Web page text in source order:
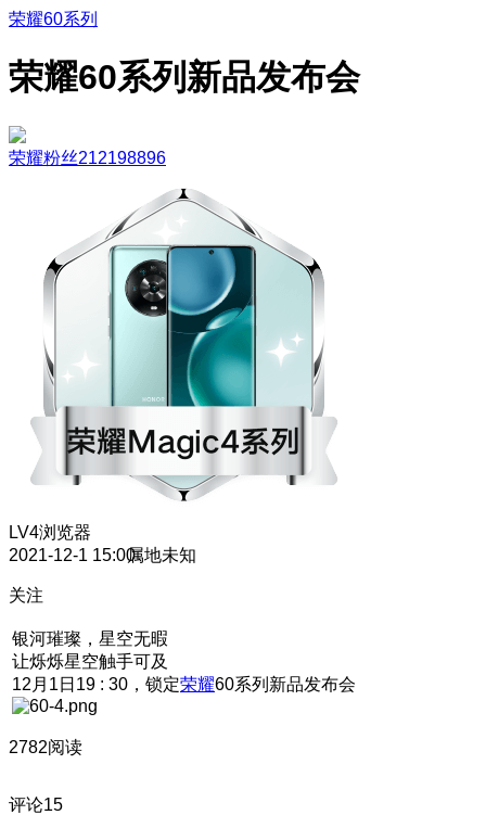
荣耀60系列
荣耀60系列新品发布会
荣耀粉丝212198896
LV4浏览器
2021-12-1 15:00属地未知
关注
银河璀璨，星空无暇
让烁烁星空触手可及
12月1日19 : 30，锁定荣耀60系列新品发布会
2782阅读
评论15